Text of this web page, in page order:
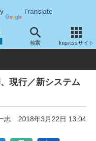
Translate
検索 Impressサイト
国内
現行／新システム
志 2018年3月22日 13:04